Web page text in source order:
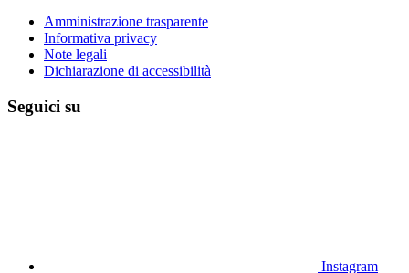
Amministrazione trasparente
Informativa privacy
Note legali
Dichiarazione di accessibilità
Seguici su
Instagram